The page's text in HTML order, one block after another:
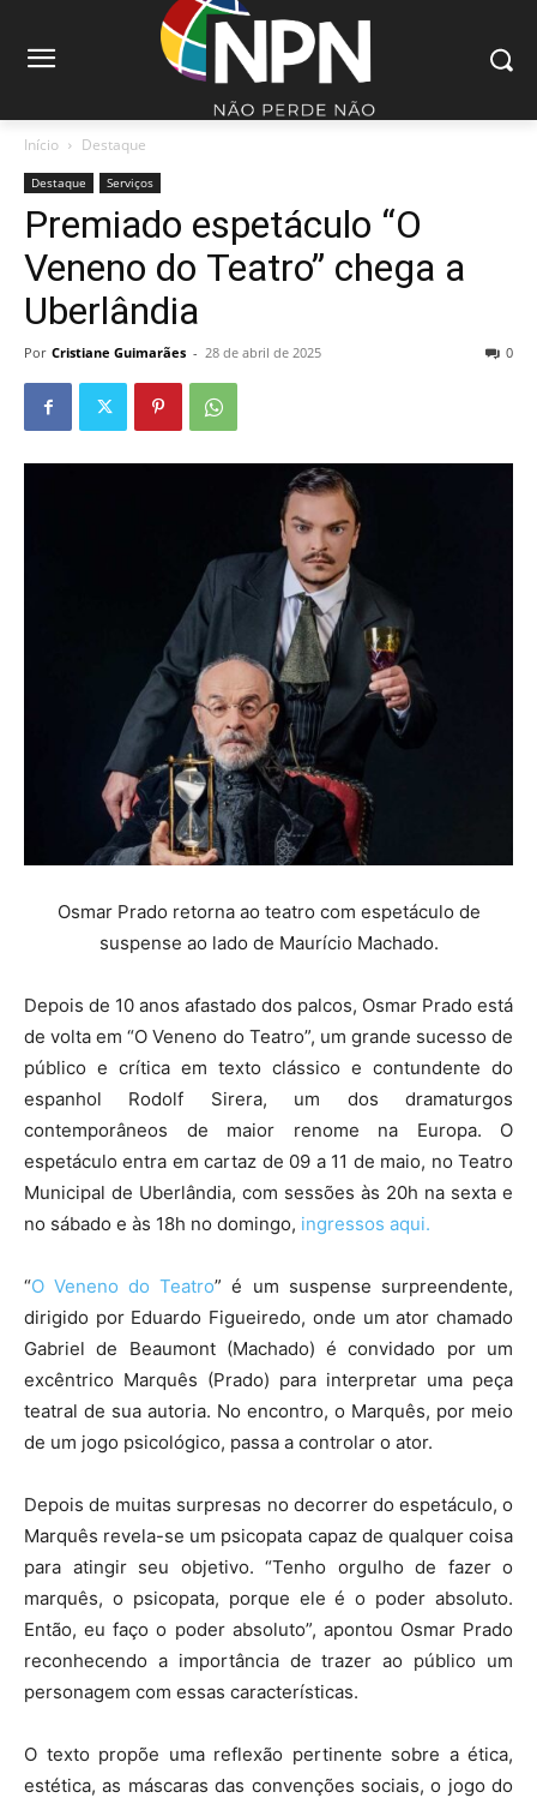
Início Destaque
Destaque Serviços
Premiado espetáculo “O
Veneno do Teatro” chega a
Uberlândia
Por Cristiane Guimarães - 28 de abril de 2025 0
Osmar Prado retorna ao teatro com espetáculo de
suspense ao lado de Maurício Machado.
Depois de 10 anos afastado dos palcos, Osmar Prado está
de volta em “O Veneno do Teatro”, um grande sucesso de
público e crítica em texto clássico e contundente do
espanhol Rodolf Sirera, um dos dramaturgos
contemporâneos de maior renome na Europa. O
espetáculo entra em cartaz de 09 a 11 de maio, no Teatro
Municipal de Uberlândia, com sessões às 20h na sexta e
no sábado e às 18h no domingo, ingressos aqui.
“O Veneno do Teatro” é um suspense surpreendente,
dirigido por Eduardo Figueiredo, onde um ator chamado
Gabriel de Beaumont (Machado) é convidado por um
excêntrico Marquês (Prado) para interpretar uma peça
teatral de sua autoria. No encontro, o Marquês, por meio
de um jogo psicológico, passa a controlar o ator.
Depois de muitas surpresas no decorrer do espetáculo, o
Marquês revela-se um psicopata capaz de qualquer coisa
para atingir seu objetivo. “Tenho orgulho de fazer o
marquês, o psicopata, porque ele é o poder absoluto.
Então, eu faço o poder absoluto”, apontou Osmar Prado
reconhecendo a importância de trazer ao público um
personagem com essas características.
O texto propõe uma reflexão pertinente sobre a ética,
estética, as máscaras das convenções sociais, o jogo do